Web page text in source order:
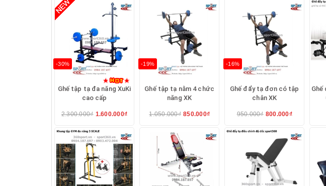
Chức năng
Hỗ trợ các động tác đẩy tạ, đá chân, móc
1 năm
LƯU Ý: Giá sản phẩm chưa bao gồm tạ và đòn tạ.
Hình ảnh sản phẩm Ghế tạ đa năng Ben 601521
Ghế tạ đa năng Ben 601521
-30%
Ghế tập tạ đa năng XuKi
cao cấp
2.300.000₫ 1.600.000₫
-19%
Ghế tập tạ nằm 4 chức
năng XK
1.050.000₫ 850.000₫
-16%
Ghế đẩy tạ đơn có tập
chân XK
950.000₫ 800.000₫
Ghế